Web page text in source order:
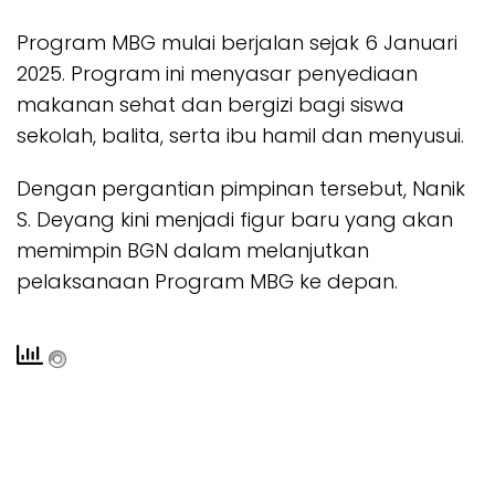
Program MBG mulai berjalan sejak 6 Januari
2025. Program ini menyasar penyediaan
makanan sehat dan bergizi bagi siswa
sekolah, balita, serta ibu hamil dan menyusui.
Dengan pergantian pimpinan tersebut, Nanik
S. Deyang kini menjadi figur baru yang akan
memimpin BGN dalam melanjutkan
pelaksanaan Program MBG ke depan.